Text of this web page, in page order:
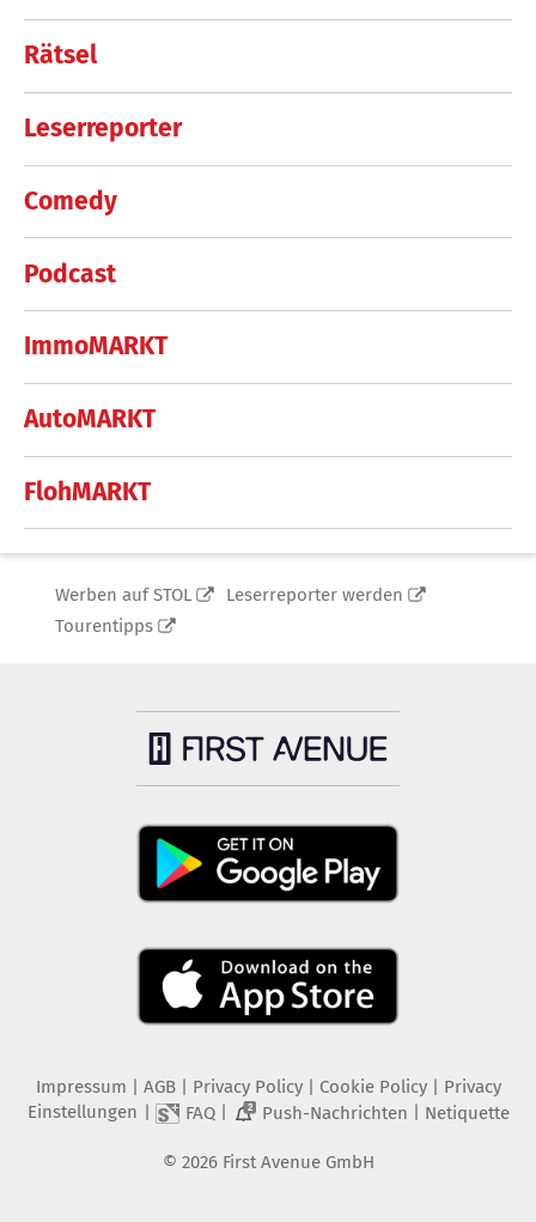
Rätsel
Leserreporter
Comedy
Podcast
ImmoMARKT
AutoMARKT
FlohMARKT
Werben auf STOL
Leserreporter werden
Tourentipps
Impressum AGB Privacy Policy| Cookie Policy| Privacy
Einstellungen
FAQ| 2 Push-Nachrichten Netiquette
© 2026 First Avenue GmbH